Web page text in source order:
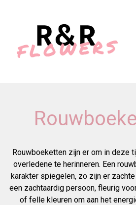
Rouwboeketten zijn er om in deze
overledene te herinneren. Een
karakter spiegelen, zo zijn er
een zachtaardig persoon, fleurig
of felle kleuren om aan het